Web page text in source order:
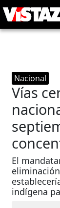
Nacional
Vías
El
indígena